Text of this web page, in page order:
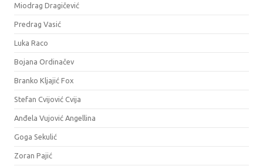
Miodrag Dragičević
Predrag Vasić
Luka Raco
Bojana Ordinačev
Branko Kljajić Fox
Stefan Cvijović Cvija
Anđela Vujović Angellina
Goga Sekulić
Zoran Pajić